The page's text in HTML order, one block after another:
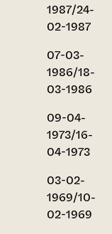
1987/24-
02-1987
07-03-
1986/18-
03-1986
09-04-
1973/16-
04-1973
03-02-
1969/10-
02-1969